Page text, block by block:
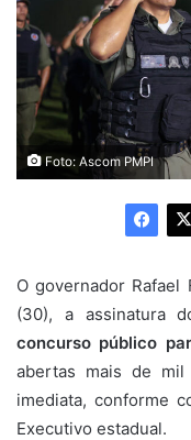
Foto: Ascom PMPI
O governador
(30), a assinatura
concurso público
abertas mais de mil
imediata, conforme
Executivo estadual.